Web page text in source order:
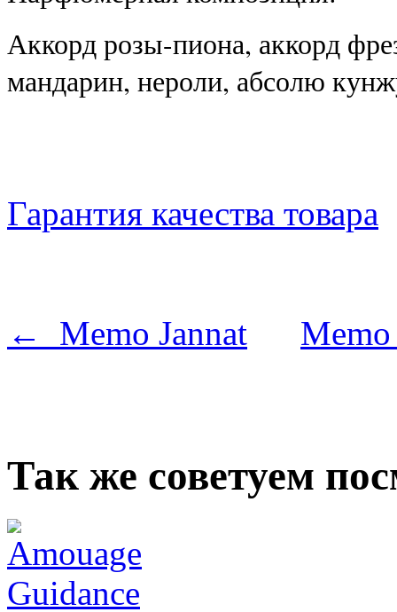
Аккорд розы-пиона, аккорд
мандарин, нероли, абсолю
Гарантия качества товара
← Memo Jannat
Так же советуем